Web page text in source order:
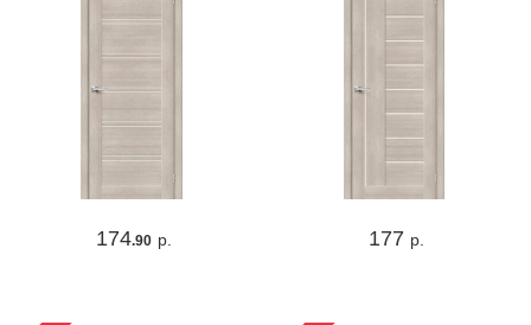
174.90 р. 177 р.